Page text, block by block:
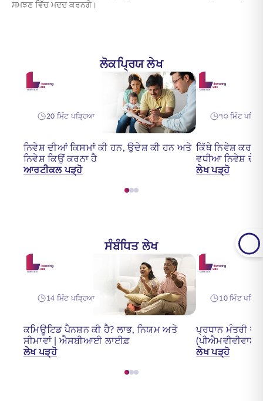
ਸਮਝਣ ਵਿੱਚ ਮਦਦ ਕਰਨਗੇ।
ਲੋਕਪ੍ਰਿਯ ਲੇਖ
20 ਮਿੰਟ ਪੜ੍ਹਿਆ
ਨਿਵੇਸ਼ ਦੀਆਂ ਕਿਸਮਾਂ ਕੀ ਹਨ, ਉਦੇਸ਼ ਕੀ ਹਨ ਅਤੇ
ਨਿਵੇਸ਼ ਕਿਉਂ ਕਰਨਾ ਹੈ
ਆਰਟੀਕਲ ਪੜ੍ਹੋ
੧੦ ਮਿੰਟ
ਕਿੱਥੇ ਨਿਵੇਸ਼
ਵਧੀਆ ਨਿਵੇਸ਼ ਦੇ
ਲੇਖ ਪੜ੍ਹੋ
ਸੰਬੰਧਿਤ ਲੇਖ
14 ਮਿੰਟ ਪੜ੍ਹਿਆ
ਕਮਿਊਟਿਡ ਪੈਨਸ਼ਨ ਕੀ ਹੈ? ਲਾਭ, ਨਿਯਮ ਅਤੇ
ਸੀਮਾਵਾਂ | ਐਸਬੀਆਈ ਲਾਈਫ਼
ਲੇਖ ਪੜ੍ਹੋ
10 ਮਿੰਟ
ਪ੍ਰਧਾਨ ਮੰਤਰੀ
ਲੇਖ ਪੜ੍ਹੋ